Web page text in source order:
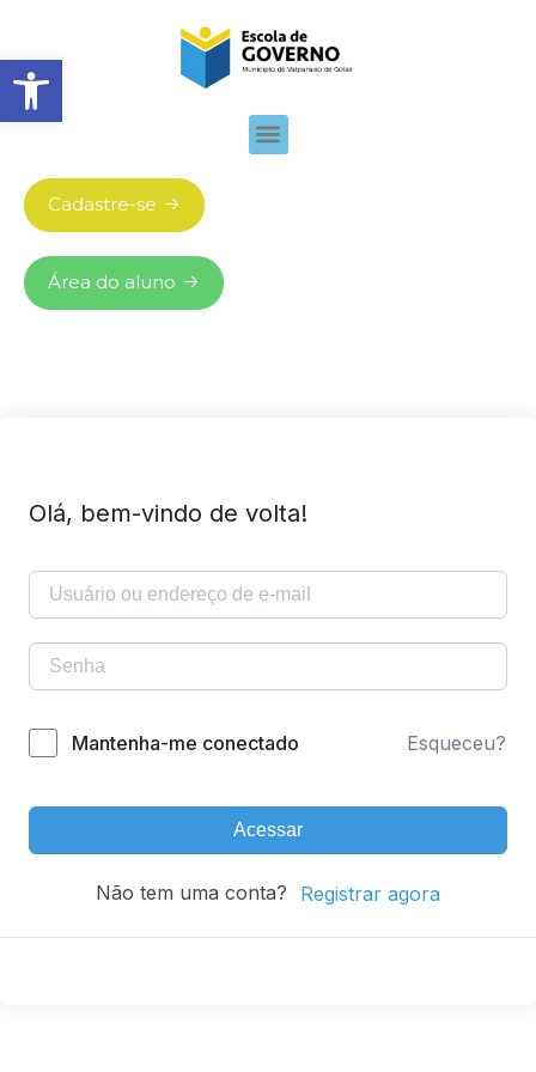
Abrir barra de ferramentas
Cadastre-se
Área do aluno
Olá, bem-vindo de volta!
Mantenha-me conectado Esqueceu?
Acessar
Não tem uma conta? Registrar agora